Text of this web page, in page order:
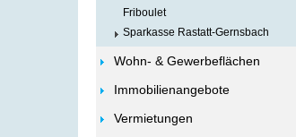
Friboulet
Sparkasse Rastatt-Gernsbach
Wohn- & Gewerbeflächen
Immobilienangebote
Vermietungen